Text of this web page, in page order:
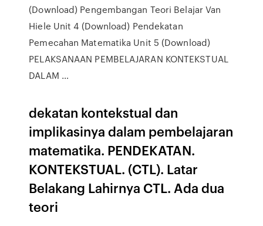
(Download) Pengembangan Teori Belajar Van
Hiele Unit 4 (Download) Pendekatan
Pemecahan Matematika Unit 5 (Download)
PELAKSANAAN PEMBELAJARAN KONTEKSTUAL
DALAM …
dekatan kontekstual dan
implikasinya dalam pembelajaran
matematika. PENDEKATAN.
KONTEKSTUAL. (CTL). Latar
Belakang Lahirnya CTL. Ada dua
teori